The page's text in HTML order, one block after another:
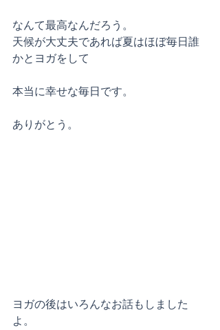
なんて最高なんだろう。
天候が大丈夫であれば夏はほぼ毎日誰
かとヨガをして
本当に幸せな毎日です。
ありがとう。
ヨガの後はいろんなお話もしました
よ。